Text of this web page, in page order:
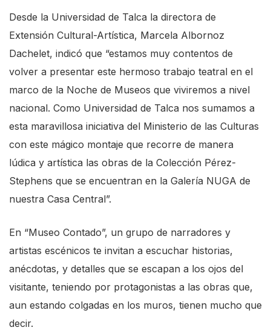
Desde la Universidad de Talca la directora de
Extensión Cultural-Artística, Marcela Albornoz
Dachelet, indicó que “estamos muy contentos de
volver a presentar este hermoso trabajo teatral en el
marco de la Noche de Museos que viviremos a nivel
nacional. Como Universidad de Talca nos sumamos a
esta maravillosa iniciativa del Ministerio de las Culturas
con este mágico montaje que recorre de manera
lúdica y artística las obras de la Colección Pérez-
Stephens que se encuentran en la Galería NUGA de
nuestra Casa Central”.
En “Museo Contado”, un grupo de narradores y
artistas escénicos te invitan a escuchar historias,
anécdotas, y detalles que se escapan a los ojos del
visitante, teniendo por protagonistas a las obras que,
aun estando colgadas en los muros, tienen mucho que
decir.